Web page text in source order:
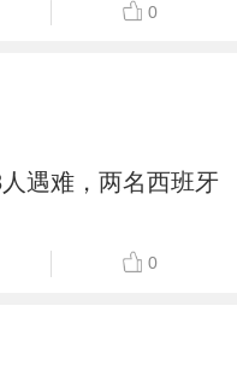
0
遇难，两名西班牙
0